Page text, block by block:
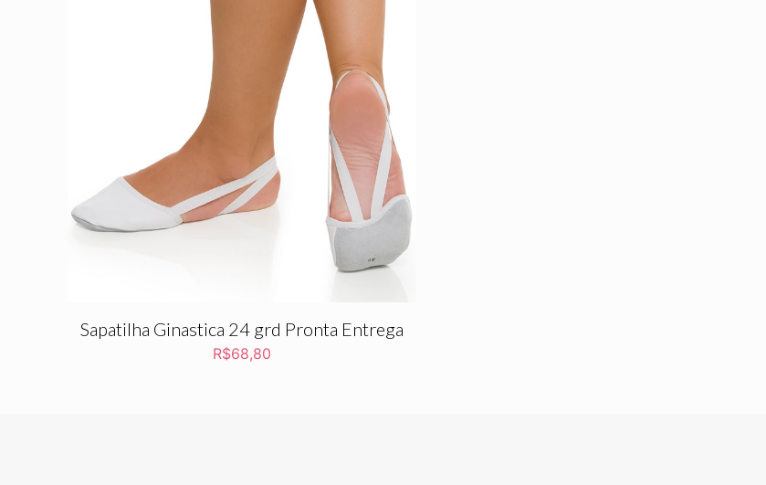
Sapatilha Ginastica 24 grd Pronta Entrega
R$68,80